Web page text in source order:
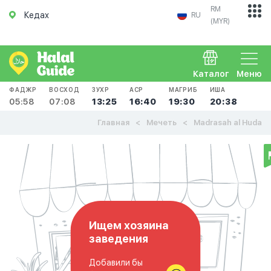
Кедах RU
RM
(MYR)
Меню
Каталог
ФАДЖР
05:58
ВОСХОД
07:08
ЗУХР
13:25
АСР
16:40
МАГРИБ
19:30
ИША
20:38
Главная Мечеть Madrasah al Huda
Ищем хозяина
заведения
Добавили бы